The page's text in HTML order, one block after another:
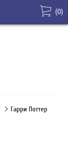
(0)
Гарри Поттер